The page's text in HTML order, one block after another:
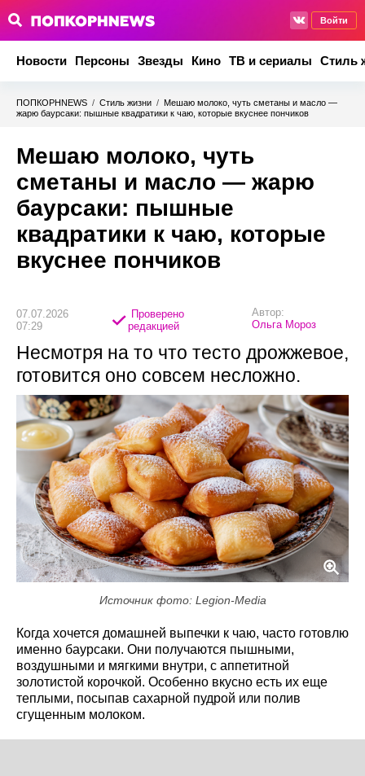
Войти
Новости Персоны Звезды Кино ТВ и сериалы Стиль
ПОПКОРНNEWS / Стиль жизни / Мешаю молоко, чуть сметаны и масло —
жарю баурсаки: пышные квадратики к чаю, которые вкуснее пончиков
Мешаю молоко, чуть
сметаны и масло — жарю
баурсаки: пышные
квадратики к чаю, которые
вкуснее пончиков
07.07.2026
07:29
Проверено
редакцией
Автор:
Ольга Мороз
Несмотря на то что тесто дрожжевое,
готовится оно совсем несложно.
Источник фото: Legion-Media
Когда хочется домашней выпечки к чаю, часто готовлю
именно баурсаки. Они получаются пышными,
воздушными и мягкими внутри, с аппетитной
золотистой корочкой. Особенно вкусно есть их еще
теплыми, посыпав сахарной пудрой или полив
сгущенным молоком.